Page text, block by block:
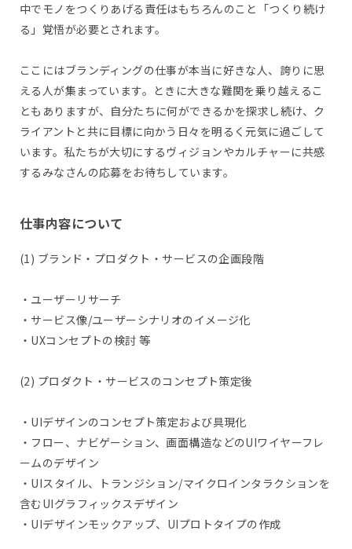
中でモノをつくりあげる責任はもちろんのこと「つくり続け
る」覚悟が必要とされます。
ここにはブランディングの仕事が本当に好きな人、誇りに思
える人が集まっています。ときに大きな難関を乗り越えるこ
ともありますが、自分たちに何ができるかを探求し続け、ク
ライアントと共に目標に向かう日々を明るく元気に過ごして
います。私たちが大切にするヴィジョンやカルチャーに共感
するみなさんの応募をお待ちしています。
仕事内容について
(1) ブランド・プロダクト・サービスの企画段階
・ユーザーリサーチ
・サービス像/ユーザーシナリオのイメージ化
・UXコンセプトの検討 等
(2) プロダクト・サービスのコンセプト策定後
・UIデザインのコンセプト策定および具現化
・フロー、ナビゲーション、画面構造などのUIワイヤーフレ
ームのデザイン
・UIスタイル、トランジション/マイクロインタラクションを
含むUIグラフィックスデザイン
・UIデザインモックアップ、UIプロトタイプの作成